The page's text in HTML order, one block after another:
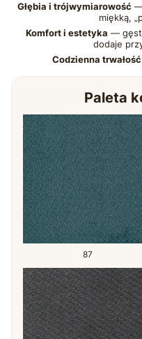
Głębia i trójwymiarowość —
miękką,
Komfort i estetyka —
dodaje
Codzienna trwałość
Paleta
87